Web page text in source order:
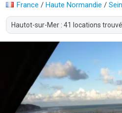
France / Haute Normandie /
Hautot-sur-Mer : 41 locations